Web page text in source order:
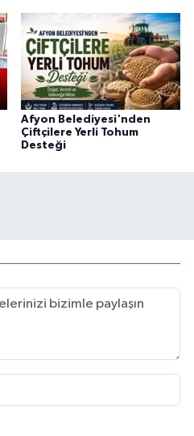
Afyon Belediyesi'nden
Çiftçilere Yerli Tohum
Desteği